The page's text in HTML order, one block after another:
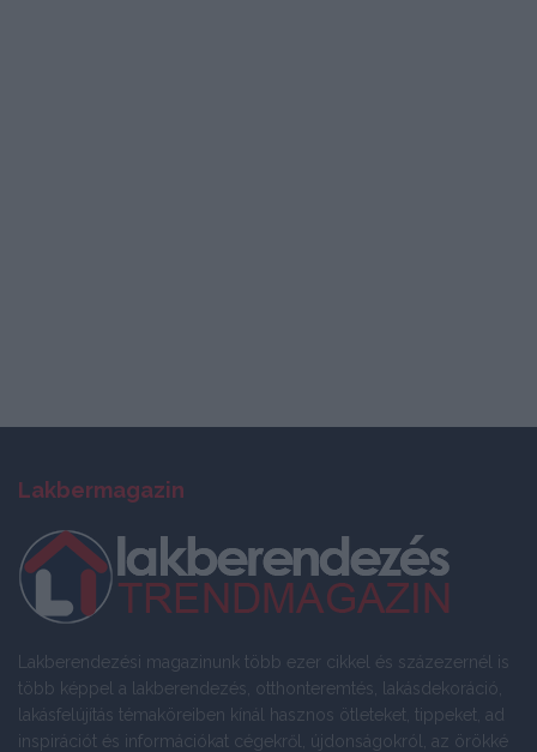
Lakbermagazin
Lakberendezési magazinunk több ezer cikkel és százezernél is
több képpel a lakberendezés, otthonteremtés, lakásdekoráció,
lakásfelújítás témaköreiben kínál hasznos ötleteket, tippeket, ad
inspirációt és információkat cégekről, újdonságokról, az örökké